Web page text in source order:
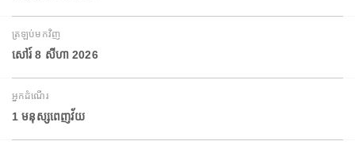
ត្រឡប់មកវិញ
សៅរ៍ 8 សីហា 2026
អ្នកដំណើរ
1 មនុស្សពេញវ័យ